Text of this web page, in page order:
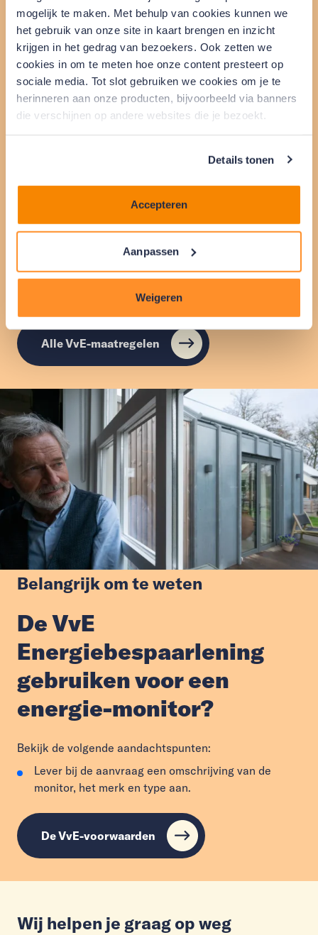
mogelijk te maken. Met behulp van cookies kunnen we
het gebruik van onze site in kaart brengen en inzicht
krijgen in het gedrag van bezoekers. Ook zetten we
cookies in om te meten hoe onze content presteert op
sociale media. Tot slot gebruiken we cookies om je te
herinneren aan onze producten, bijvoorbeeld via banners
die verschijnen op andere websites die je bezoekt.
Details tonen
Accepteren
Aanpassen
Weigeren
koppeling aan een
slimme meter?
Vanuit de slimme meter worden actuele meetgegevens
naar het display van de monitor gestuurd. Je ziet de
gegevens te allen tijde vergelijken met eerdere
verbruiksperiodes en zo je energieverbruik bewuster
sturen. Voor een energiemonitor is geen contract met
internet niet nodig. Alle verbruiksgegevens blijven dus
Doe de QuickScan
Alle VvE-maatregelen
Belangrijk om te weten
De VvE
Energiebespaarlening
gebruiken voor een
energie-monitor?
Bekijk de volgende aandachtspunten:
Lever bij de aanvraag een omschrijving van de
monitor, het merk en type aan.
De VvE-voorwaarden
Wij helpen je graag op weg